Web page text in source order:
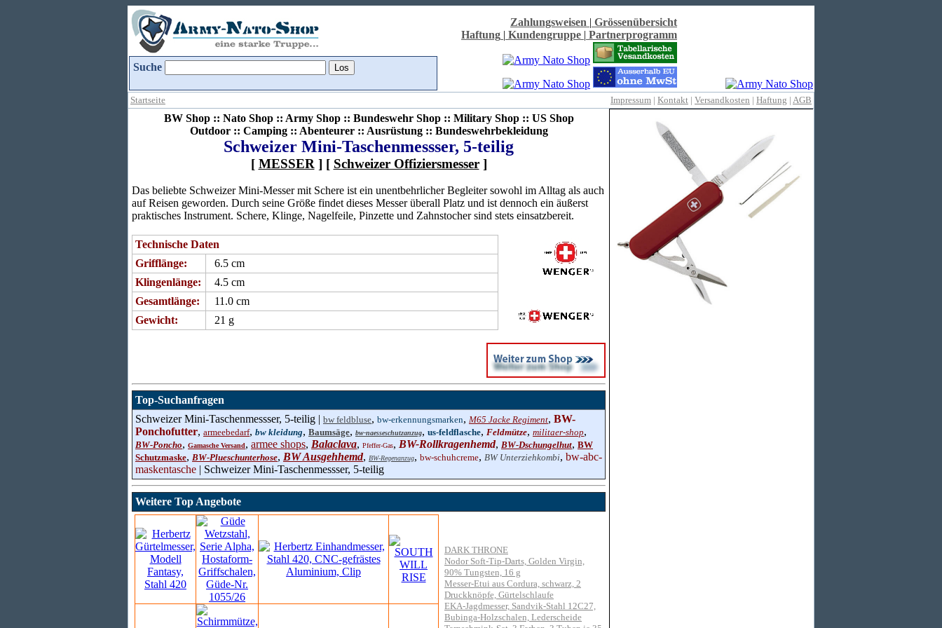
Suche
Zahlungsweisen | Grössenübersicht
Haftung | Kundengruppe | Partnerprogramm
Startseite Impressum | Kontakt | Versandkosten | Haftung | AGB
BW Shop :: Nato Shop :: Army Shop :: Bundeswehr Shop :: Military Shop :: US Shop
Outdoor :: Camping :: Abenteurer :: Ausrüstung :: Bundeswehrbekleidung
Schweizer Mini-Taschenmessser, 5-teilig
[ MESSER ] [ Schweizer Offiziersmesser]
Das beliebte Schweizer Mini-Messer mit Schere ist ein unentbehrlicher Begleiter sowohl im Alltag als auch
auf Reisen geworden. Durch seine Größe findet dieses Messer überall Platz und ist dennoch ein äußerst
praktisches Instrument. Schere, Klinge, Nagelfeile, Pinzette und Zahnstocher sind stets einsatzbereit.
Technische Daten
Grifflänge:
6.5 cm
Klingenlänge:
4.5 cm
Gesamtlänge:
11.0 cm
Gewicht:
21 g
Top-Suchanfragen
Schweizer Mini-Taschenmessser, 5-teilig | bw feldbluse, bw-erkennungsmarken, M65 Jacke Regiment, BW-
Ponchofutter, armeebedarf, bw kleidung, Baumsäge, bw-naesseschutzanzug, us-feldflasche, Feldmütze, militaer-shop,
BW-Poncho, Gamasche Versand, armee shops, Balaclava, Pfeffer-Gas, BW-Rollkragenhemd, BW-Dschungelhut, BW
Schutzmaske, BW-Plueschunterhose, BW Ausgehhemd, BW-Regenanzug, bw-schuhcreme, BW Unterziehkombi, bw-abc-
maskentasche | Schweizer Mini-Taschenmessser, 5-teilig
Weitere Top Angebote
DARK THRONE
Nodor Soft-Tip-Darts, Golden Virgin,
90% Tungsten, 16 g
Messer-Etui aus Cordura, schwarz, 2
Druckknöpfe, Gürtelschlaufe
EKA-Jagdmesser, Sandvik-Stahl 12C27,
Bubinga-Holzschalen, Lederscheide